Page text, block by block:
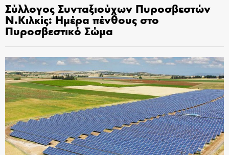
Σύλλογος Συνταξιούχων Πυροσβεστών
Ν.Κιλκίς: Ημέρα πένθους στο
Πυροσβεστικό Σώμα